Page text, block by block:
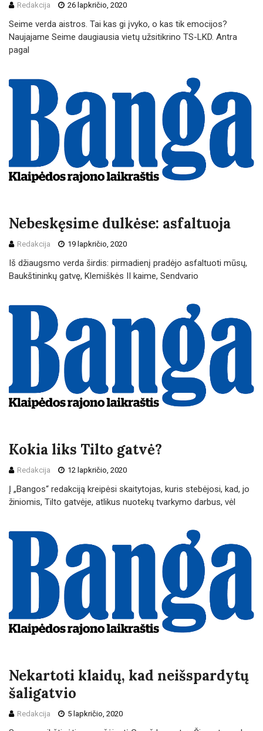
Redakcija 26 lapkričio, 2020
Seime verda aistros. Tai kas gi įvyko, o kas tik emocijos?
Naujajame Seime daugiausia vietų užsitikrino TS-LKD. Antra
pagal
Nebeskęsime dulkėse: asfaltuoja
Redakcija 19 lapkričio, 2020
Iš džiaugsmo verda širdis: pirmadienį pradėjo asfaltuoti mūsų,
Baukštininkų gatvę, Klemiškės II kaime, Sendvario
Kokia liks Tilto gatvė?
Redakcija 12 lapkričio, 2020
Į „Bangos“ redakciją kreipėsi skaitytojas, kuris stebėjosi, kad, jo
žiniomis, Tilto gatvėje, atlikus nuotekų tvarkymo darbus, vėl
Nekartoti klaidų, kad neišspardytų
šaligatvio
Redakcija 5 lapkričio, 2020